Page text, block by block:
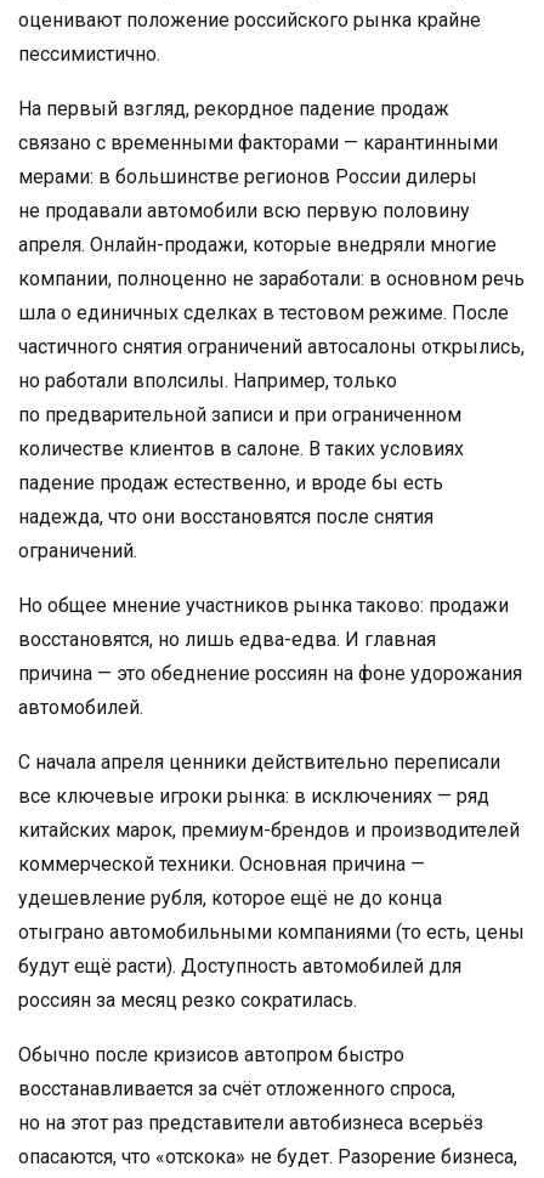
оценивают положение российского рынка крайне
пессимистично.
На первый взгляд, рекордное падение продаж
связано с временными факторами — карантинными
мерами: в большинстве регионов России дилеры
не продавали автомобили всю первую половину
апреля. Онлайн-продажи, которые внедряли многие
компании, полноценно не заработали: в основном речь
шла о единичных сделках в тестовом режиме. После
частичного снятия ограничений автосалоны открылись,
но работали вполсилы. Например, только
по предварительной записи и при ограниченном
количестве клиентов в салоне. В таких условиях
падение продаж естественно, и вроде бы есть
надежда, что они восстановятся после снятия
ограничений.
Но общее мнение участников рынка таково: продажи
восстановятся, но лишь едва-едва. И главная
причина — это обеднение россиян на фоне удорожания
автомобилей.
С начала апреля ценники действительно переписали
все ключевые игроки рынка: в исключениях — ряд
китайских марок, премиум-брендов и производителей
коммерческой техники. Основная причина —
удешевление рубля, которое ещё не до конца
отыграно автомобильными компаниями (то есть, цены
будут ещё расти). Доступность автомобилей для
россиян за месяц резко сократилась.
Обычно после кризисов автопром быстро
восстанавливается за счёт отложенного спроса,
но на этот раз представители автобизнеса всерьёз
опасаются, что «отскока» не будет. Разорение бизнеса,